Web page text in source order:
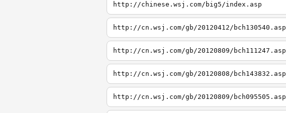
http://chinese.wsj.com/big5/index.asp
http://cn.wsj.com/gb/20120412/bch130540.asp
http://cn.wsj.com/gb/20120809/bch111247.asp
http://cn.wsj.com/gb/20120808/bch143832.asp
http://cn.wsj.com/gb/20120809/bch095505.asp